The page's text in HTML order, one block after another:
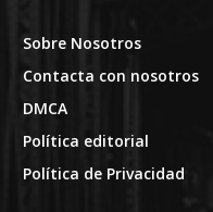
Sobre Nosotros
Contacta con nosotros
DMCA
Política editorial
Política de Privacidad